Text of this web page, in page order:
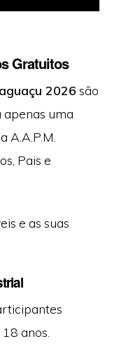
Gratuitos
2026 são
uma
A.A.P.M.
Pais e
e as suas
anos.